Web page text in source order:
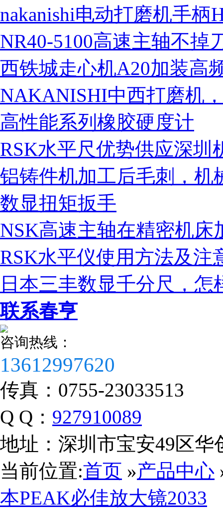
营业执照
nakanishi电动打磨机手柄
NR40-5100高速主轴不掉
西铁城走心机A20加装高
NAKANISHI中西打磨机
高性能系列橡胶硬度计
RSK水平尺优势供应深圳
铝铸件机加工后毛刺，机
数显扭矩扳手
NSK高速主轴在精密机床
RSK水平仪使用方法及注
日本三丰数显千分尺，
联系春亨
咨询热线：
13612997620
传真： 0755-23033513
Q Q： 927910089
地址： 深圳市宝安49区华
当前位置:首页 »产品中心
本PEAK必佳放大镜2033